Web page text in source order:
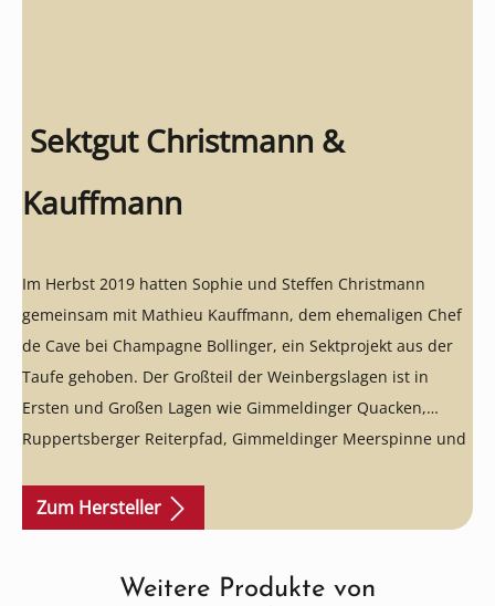
Sektgut Christmann &
Kauffmann
Im Herbst 2019 hatten Sophie und Steffen Christmann
gemeinsam mit Mathieu Kauffmann, dem ehemaligen Chef
de Cave bei Champagne Bollinger, ein Sektprojekt aus der
Taufe gehoben. Der Großteil der Weinbergslagen ist in
Ersten und Großen Lagen wie Gimmeldinger Quacken,
Ruppertsberger Reiterpfad, Gimmeldinger Meerspinne und
Schaumweine definiert: ideale Weinberge, Böden, Reben
und das perfekte Klima - umgeben von Deutschlands besten
selbstbewirtschafteten Weinbergen, die der Biodynamie
Zum Hersteller
Produktgalerie überspringen
Weitere Produkte von